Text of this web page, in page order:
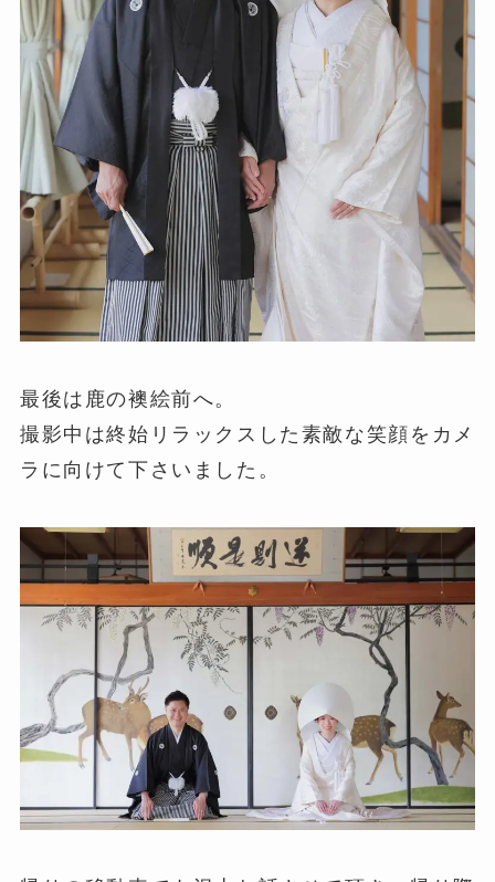
最後は鹿の襖絵前へ。
撮影中は終始リラックスした素敵な笑顔をカメ
ラに向けて下さいました。